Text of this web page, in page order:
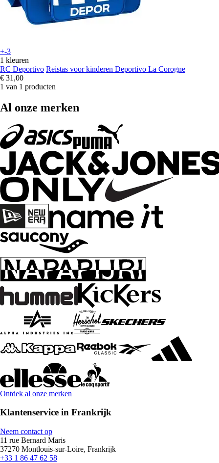
+-3
1 kleuren
RC Deportivo Reistas voor kinderen Deportivo La Corogne
€ 31,00
1 van 1 producten
Al onze merken
Ontdek al onze merken
Klantenservice in Frankrijk
Neem contact op
11 rue Bernard Maris
37270 Montlouis-sur-Loire, Frankrijk
+33 1 86 47 62 58